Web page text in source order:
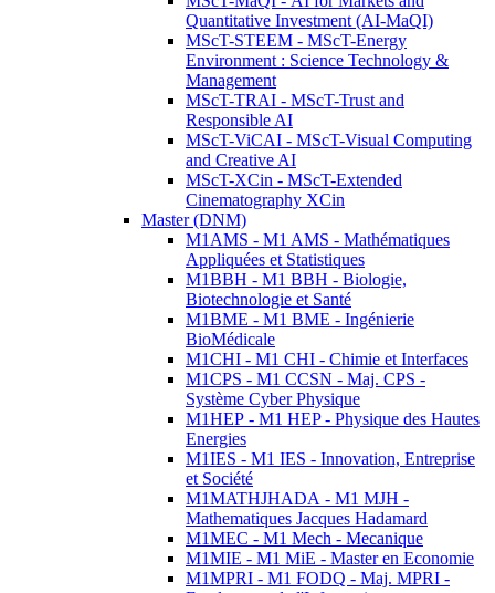
Quantitative Investment (AI-MaQI)
MScT-STEEM - MScT-Energy
Environment : Science Technology &
Management
MScT-TRAI - MScT-Trust and
Responsible AI
MScT-ViCAI - MScT-Visual Computing
and Creative AI
MScT-XCin - MScT-Extended
Cinematography XCin
Master (DNM)
M1AMS - M1 AMS - Mathématiques
Appliquées et Statistiques
M1BBH - M1 BBH - Biologie,
Biotechnologie et Santé
M1BME - M1 BME - Ingénierie
BioMédicale
M1CHI - M1 CHI - Chimie et Interfaces
M1CPS - M1 CCSN - Maj. CPS -
Système Cyber Physique
M1HEP - M1 HEP - Physique des Hautes
Energies
M1IES - M1 IES - Innovation, Entreprise
et Société
M1MATHJHADA - M1 MJH -
Mathematiques Jacques Hadamard
M1MEC - M1 Mech - Mecanique
M1MIE - M1 MiE - Master en Economie
M1MPRI - M1 FODQ - Maj. MPRI -